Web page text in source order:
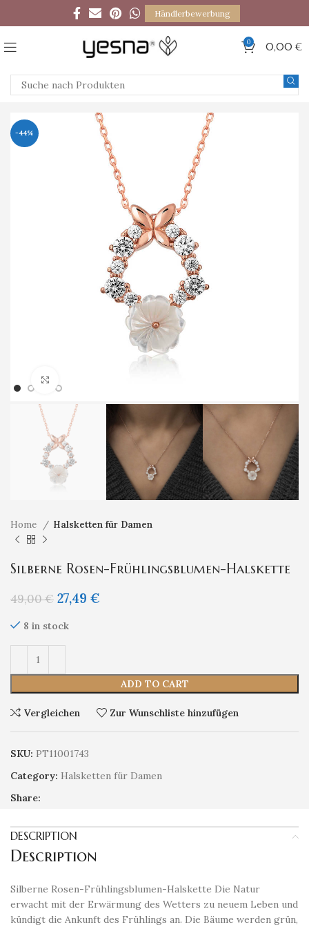
Händlerbewerbung
0 0,00 €
-44%
Home Halsketten für Damen
Silberne Rosen-Frühlingsblumen-Halskette
49,00€ 27,49 €
8 in stock
ADD TO CART
Vergleichen Zur Wunschliste hinzufügen
SKU: PT11001743
Category: Halsketten für Damen
Share:
DESCRIPTION
Description
​Silberne Rosen-Frühlingsblumen-Halskette Die Natur
erwacht mit der Erwärmung des Wetters zu neuem Leben und
kündigt die Ankunft des Frühlings an. Die Bäume werden grün,